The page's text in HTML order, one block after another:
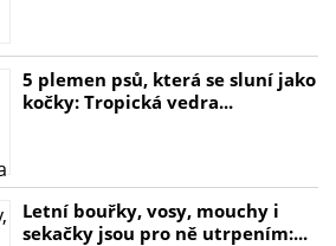
5 plemen psů, která se sluní jako
kočky: Tropická vedra...
Letní bouřky, vosy, mouchy i
sekačky jsou pro ně utrpením:...